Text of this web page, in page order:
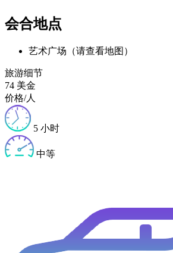
会合地点
艺术广场（请查看地图）
旅游细节
74 美金
价格/人
5 小时
中等